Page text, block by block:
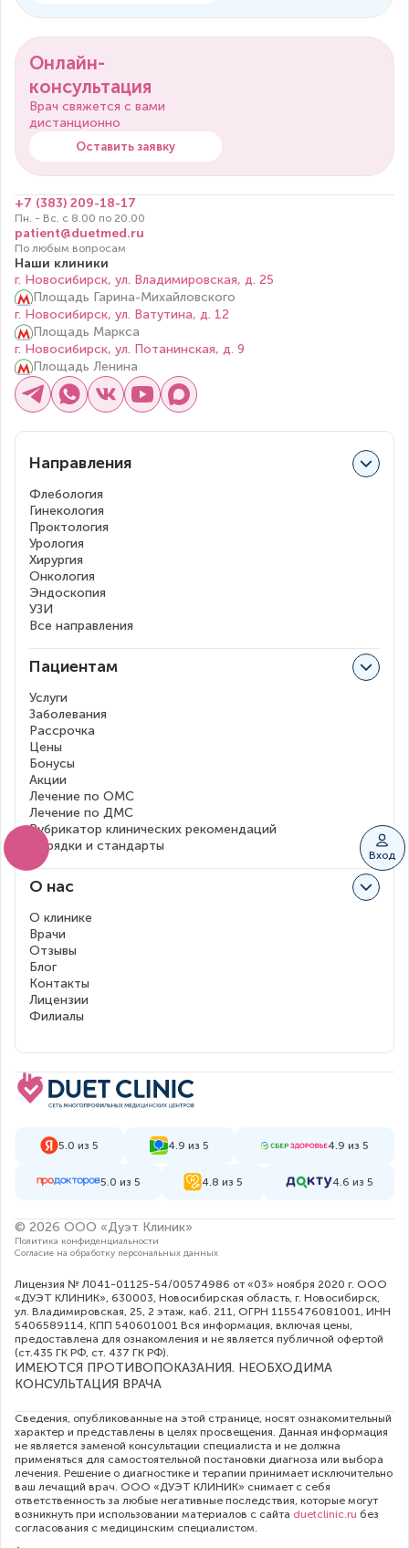
Вход
Онлайн-
консультация
Врач свяжется с вами
дистанционно
Оставить заявку
+7 (383) 209-18-17
Пн. - Вс. с 8.00 по 20.00
patient@duetmed.ru
По любым вопросам
Наши клиники
г. Новосибирск, ул. Владимировская, д. 25
Площадь Гарина-Михайловского
г. Новосибирск, ул. Ватутина, д. 12
Площадь Маркса
г. Новосибирск, ул. Потанинская, д. 9
Площадь Ленина
Направления
Флебология
Гинекология
Проктология
Урология
Хирургия
Онкология
Эндоскопия
УЗИ
Все направления
Пациентам
Услуги
Заболевания
Рассрочка
Цены
Бонусы
Акции
Лечение по ОМС
Лечение по ДМС
Рубрикатор клинических рекомендаций
Порядки и стандарты
О нас
О клинике
Врачи
Отзывы
Блог
Контакты
Лицензии
Филиалы
5.0 из 5 4.9 из 5 4.9 из 5
5.0 из 5 4.8 из 5 4.6 из 5
© 2026 ООО «Дуэт Клиник»
Политика конфиденциальности
Согласие на обработку персональных данных
Лицензия № Л041-01125-54/00574986 от «03» ноября 2020 г. ООО
«ДУЭТ КЛИНИК», 630003, Новосибирская область, г. Новосибирск,
ул. Владимировская, 25, 2 этаж, каб. 211, ОГРН 1155476081001, ИНН
5406589114, КПП 540601001 Вся информация, включая цены,
предоставлена для ознакомления и не является публичной офертой
(ст.435 ГК РФ, cт. 437 ГК РФ).
ИМЕЮТСЯ ПРОТИВОПОКАЗАНИЯ. НЕОБХОДИМА
КОНСУЛЬТАЦИЯ ВРАЧА
Сведения, опубликованные на этой странице, носят ознакомительный
характер и представлены в целях просвещения. Данная информация
не является заменой консультации специалиста и не должна
применяться для самостоятельной постановки диагноза или выбора
лечения. Решение о диагностике и терапии принимает исключительно
ваш лечащий врач. ООО «ДУЭТ КЛИНИК» снимает с себя
ответственность за любые негативные последствия, которые могут
возникнуть при использовании материалов с сайта duetclinic.ru без
согласования с медицинским специалистом.